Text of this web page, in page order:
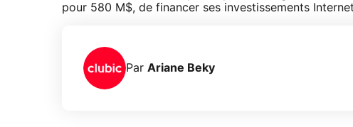
pour 580 M$, de financer ses investissements
Par Ariane Beky